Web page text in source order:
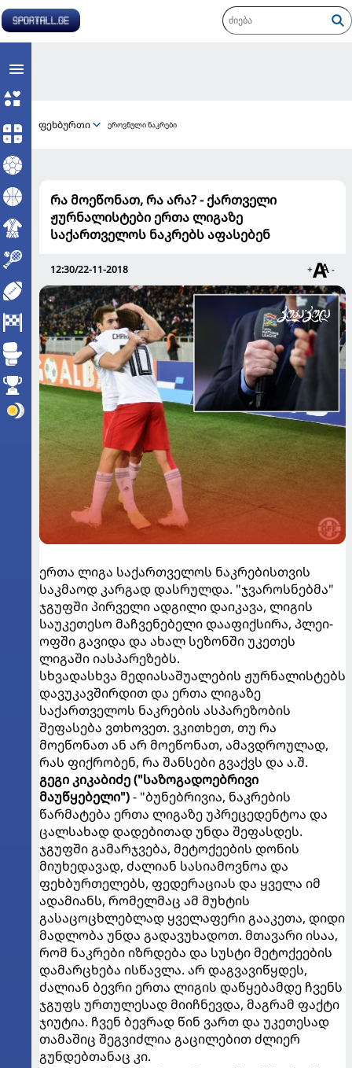
ფეხბურთი ეროვნული ნაკრები
რა მოეწონათ, რა არა? - ქართველი
ჟურნალისტები ერთა ლიგაზე
საქართველოს ნაკრებს აფასებენ
12:30/22-11-2018 + -
ერთა ლიგა საქართველოს ნაკრებისთვის
საკმაოდ კარგად დასრულდა. "ჯვაროსნებმა"
ჯგუფში პირველი ადგილი დაიკავა, ლიგის
საუკეთესო მაჩვენებელი დააფიქსირა, პლეი-
ოფში გავიდა და ახალ სეზონში უკეთეს
ლიგაში იასპარეზებს.
სხვადასხვა მედიასაშუალების ჟურნალისტებს
დავუკავშირდით და ერთა ლიგაზე
საქართველოს ნაკრების ასპარეზობის
შეფასება ვთხოვეთ. ვკითხეთ, თუ რა
მოეწონათ ან არ მოეწონათ, ამავდროულად,
რას ფიქრობენ, რა შანსები გვაქვს და ა.შ.
გეგი კიკაბიძე ("საზოგადოებრივი
მაუწყებელი")- "ბუნებრივია, ნაკრების
წარმატება ერთა ლიგაზე უპრეცედენტოა და
ცალსახად დადებითად უნდა შეფასდეს.
ჯგუფში გამარჯვება, მეტოქეების დონის
მიუხედავად, ძალიან სასიამოვნოა და
ფეხბურთელებს, ფედერაციას და ყველა იმ
ადამიანს, რომელმაც ამ მუხტის
გასაცოცხლებლად ყველაფერი გააკეთა, დიდი
მადლობა უნდა გადავუხადოთ. მთავარი ისაა,
რომ ნაკრები იზრდება და სუსტი მეტოქეების
დამარცხება ისწავლა. არ დაგვავიწყდეს,
ძალიან ბევრი ერთა ლიგის დაწყებამდე ჩვენს
ჯგუფს ურთულესად მიიჩნევდა, მაგრამ ფაქტი
ჯიუტია. ჩვენ ბევრად წინ ვართ და უკეთესად
თამაშიც შეგვიძლია გაცილებით ძლიერ
გუნდებთანაც კი.